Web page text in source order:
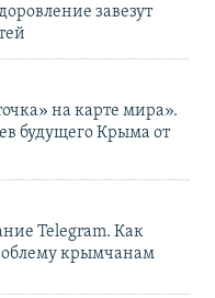
завезут
на карте мира».
будущего Крыма от
Telegram. Как
крымчанам